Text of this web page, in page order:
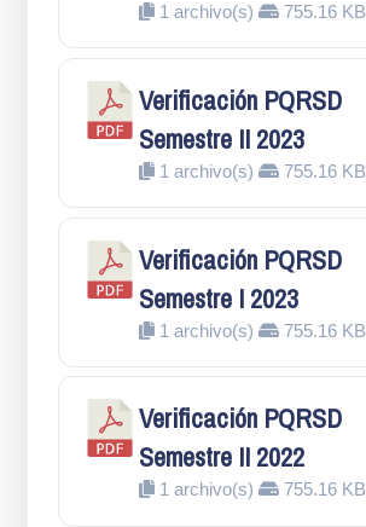
1 archivo(s) 755.16 KB
Verificación PQRSD
Semestre II 2023
1 archivo(s) 755.16 KB
Verificación PQRSD
Semestre I 2023
1 archivo(s) 755.16 KB
Verificación PQRSD
Semestre II 2022
1 archivo(s) 755.16 KB